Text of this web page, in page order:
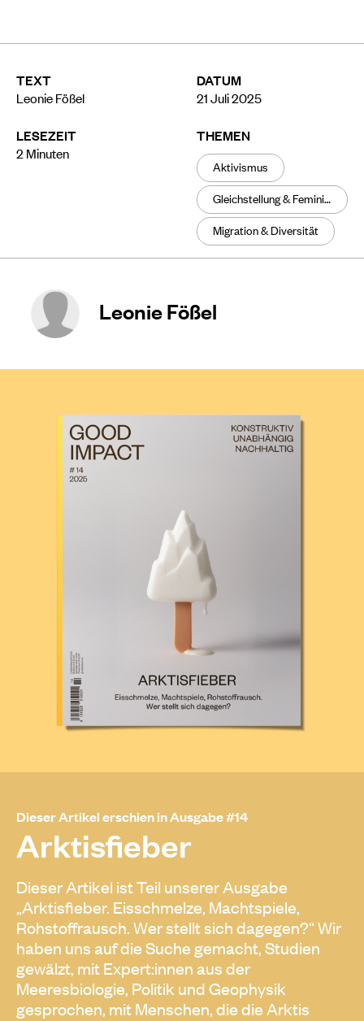
TEXT
Leonie Fößel
LESEZEIT
2 Minuten
DATUM
21 Juli 2025
THEMEN
Aktivismus
Gleichstellung & Feminismus
Migration & Diversität
Leonie Fößel
Dieser Artikel erschien in Ausgabe #14
Arktisfieber
Dieser Artikel ist Teil unserer Ausgabe
„Arktisfieber. Eisschmelze, Machtspiele,
Rohstoffrausch. Wer stellt sich dagegen?“ Wir
haben uns auf die Suche gemacht, Studien
gewälzt, mit Expert:innen aus der
Meeresbiologie, Politik und Geophysik
gesprochen, mit Menschen, die die Arktis